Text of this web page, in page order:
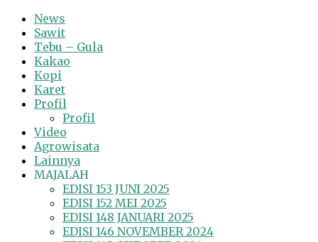
News
Sawit
Tebu – Gula
Kakao
Kopi
Karet
Profil
Profil
Video
Agrowisata
Lainnya
MAJALAH
EDISI 153 JUNI 2025
EDISI 152 MEI 2025
EDISI 148 JANUARI 2025
EDISI 146 NOVEMBER 2024